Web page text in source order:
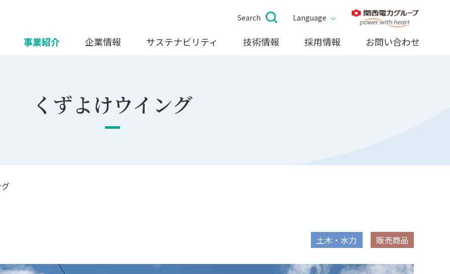
Search Language
事業紹介 企業情報 サステナビリティ 技術情報 採用情報 お問い合わせ
くずよけウイング
土木・水力 販売商品